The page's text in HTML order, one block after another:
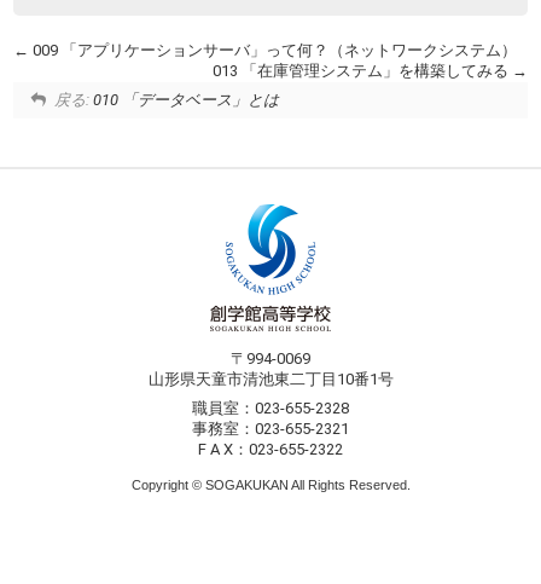
009 「アプリケーションサーバ」って何？（ネットワークシステム）
013 「在庫管理システム」を構築してみる
戻る:010 「データベース」とは
〒994-0069
山形県天童市清池東二丁目10番1号
職員室：023-655-2328
事務室：023-655-2321
F A X：023-655-2322
Copyright © SOGAKUKAN All Rights Reserved.